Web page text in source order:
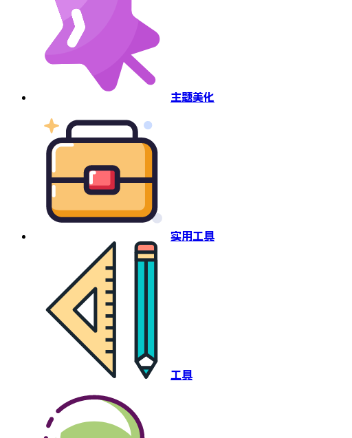
主题美化
实用工具
工具